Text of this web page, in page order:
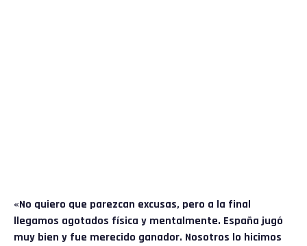
«No quiero que parezcan excusas, pero a la final
llegamos agotados física y mentalmente. España jugó
muy bien y fue merecido ganador. Nosotros lo hicimos